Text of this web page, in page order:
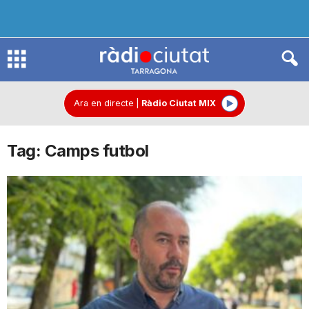
R
d
i
o
C
Ara en directe Ràdio Ciutat MIX
Tag: Camps futbol